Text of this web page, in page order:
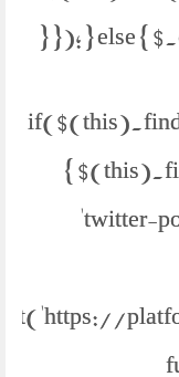
}); } else {
{
'twitter-